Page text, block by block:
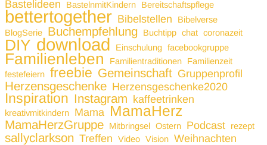
Bastelideen BastelnmitKindern Bereitschaftspflege
bettertogether Bibelstellen
Bibelverse
BlogSerie
Buchempfehlung Buchtipp chat coronazeit
DIY download Einschulung facebookgruppe
Familienleben Familientraditionen
Familienzeit
festefeiern freebie Gemeinschaft Gruppenprofil
Herzensgeschenke Herzensgeschenke2020
Inspiration Instagram kaffeetrinken
kreativmitkindern Mama MamaHerz
MamaHerzGruppe Mitbringsel Ostern Podcast rezept
sallyclarkson Treffen Video Vision Weihnachten